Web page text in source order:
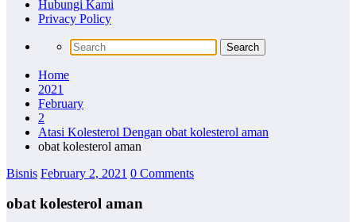
Hubungi Kami
Privacy Policy
Home
2021
February
2
Atasi Kolesterol Dengan obat kolesterol aman
obat kolesterol aman
Bisnis February 2, 2021 0 Comments
obat kolesterol aman